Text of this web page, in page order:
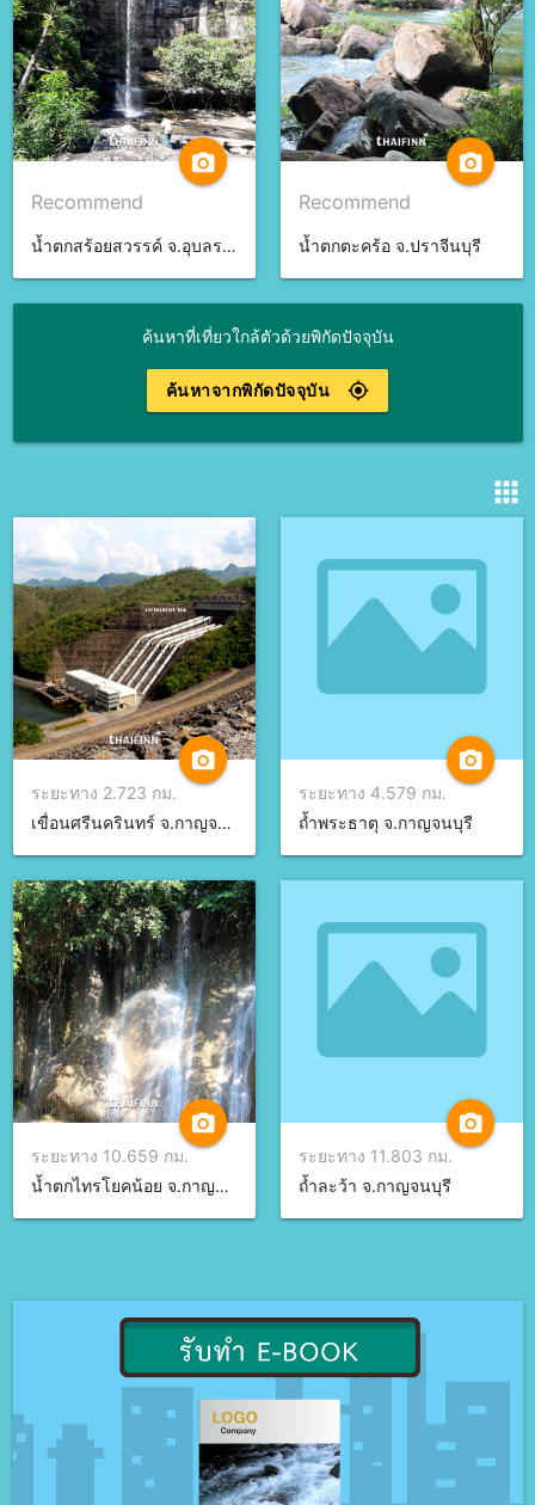
camera_alt
Recommend
น้ำตกสร้อยสวรรค์ จ.อุบลราชธานี
camera_alt
Recommend
น้ำตกตะคร้อ จ.ปราจีนบุรี
ค้นหาที่เที่ยวใกล้ตัวด้วยพิกัดปัจจุบัน
gps_fixed
ค้นหาจากพิกัดปัจจุบัน
apps
camera_alt
ระยะทาง 2.723 กม.
เขื่อนศรีนครินทร์ จ.กาญจนบุรี
camera_alt
ระยะทาง 4.579 กม.
ถ้ำพระธาตุ จ.กาญจนบุรี
camera_alt
ระยะทาง 10.659 กม.
น้ำตกไทรโยคน้อย จ.กาญจนบุรี
camera_alt
ระยะทาง 11.803 กม.
ถ้ำละว้า จ.กาญจนบุรี